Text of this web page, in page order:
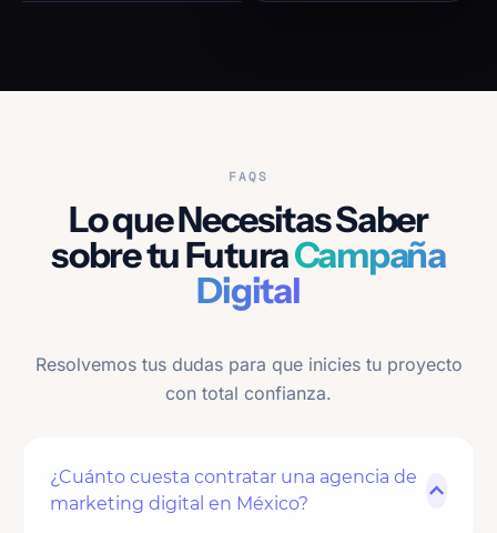
FAQS
Lo que Necesitas Saber
sobre tu FuturaCampaña
Digital
Resolvemos tus dudas para que inicies tu proyecto
con total confianza.
¿Cuánto cuesta contratar una agencia de
marketing digital en México?